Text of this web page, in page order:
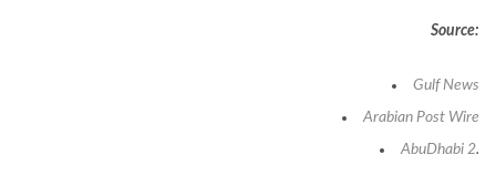
Source:
Gulf News
Arabian Post Wire
AbuDhabi 2.